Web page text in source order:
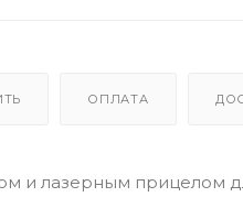
ОПЛАТА
и лазерным прицелом